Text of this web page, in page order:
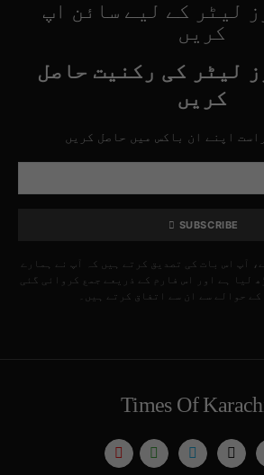
لیٹر کے لیے سائن اپ
کریں
لیٹر کی رکنیت حاصل
کریں
اپنے ان باکس میں حاصل کریں
SUBSCRIBE
آپ اس بات کی تصدیق کرتے ہیں کہ آپ نے ہمارے
لیا ہے اور اس فارم کے ذریعے جمع کروائی گئی
حوالے سے ان سے اتفاق کرتے ہیں۔